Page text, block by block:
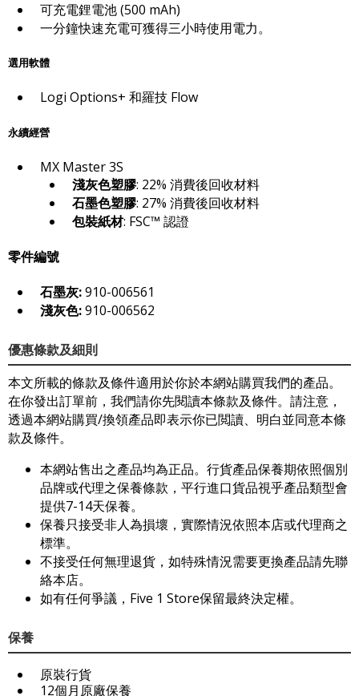
可充電鋰電池 (500 mAh)
一分鐘快速充電可獲得三小時使用電力。
選用軟體
Logi Options+ 和羅技 Flow
永續經營
MX Master 3S
淺灰色塑膠: 22% 消費後回收材料
石墨色塑膠: 27% 消費後回收材料
包裝紙材: FSC™ 認證
零件編號
石墨灰:910-006561
淺灰色:910-006562
優惠條款及細則
本文所載的條款及條件適用於你於本網站購買我們的產品。
在你發出訂單前，我們請你先閱讀本條款及條件。請注意，
透過本網站購買/換領產品即表示你已閲讀、明白並同意本條
款及條件。
本網站售出之產品均為正品。行貨產品保養期依照個別
品牌或代理之保養條款，平行進口貨品視乎產品類型會
提供7-14天保養。
保養只接受非人為損壞，實際情況依照本店或代理商之
標準。
不接受任何無理退貨，如特殊情況需要更換產品請先聯
絡本店。
如有任何爭議，Five 1 Store保留最終決定權。
保養
原裝行貨
12個月原廠保養